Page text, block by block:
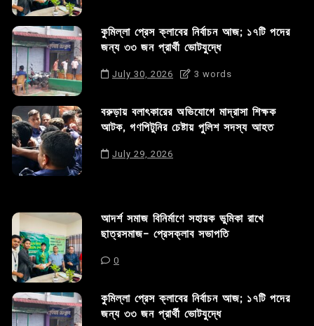
কুমিল্লা প্রেস ক্লাবের নির্বাচন আজ; ১৭টি পদের
জন্য ৩৩ জন প্রার্থী ভোটযুদ্ধে
July 30, 2026 3 words
বরুড়ায় বলাৎকারের অভিযোগে মাদ্রাসা শিক্ষক
আটক, গণপিটুনির চেষ্টায় পুলিশ সদস্য আহত
July 29, 2026
আদর্শ সমাজ বিনির্মাণে সহায়ক ভুমিকা রাখে
ছাত্রসমাজ- প্রেসক্লাব সভাপতি
0
কুমিল্লা প্রেস ক্লাবের নির্বাচন আজ; ১৭টি পদের
জন্য ৩৩ জন প্রার্থী ভোটযুদ্ধে